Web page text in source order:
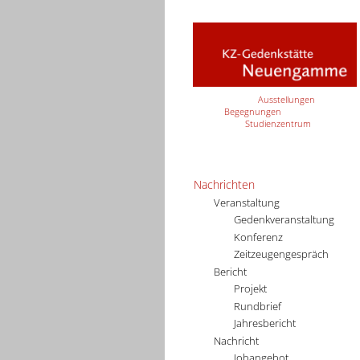
Ausstellungen
Begegnungen
Studienzentrum
Nachrichten
Veranstaltung
Gedenkveranstaltung
Konferenz
Zeitzeugengespräch
Bericht
Projekt
Rundbrief
Jahresbericht
Nachricht